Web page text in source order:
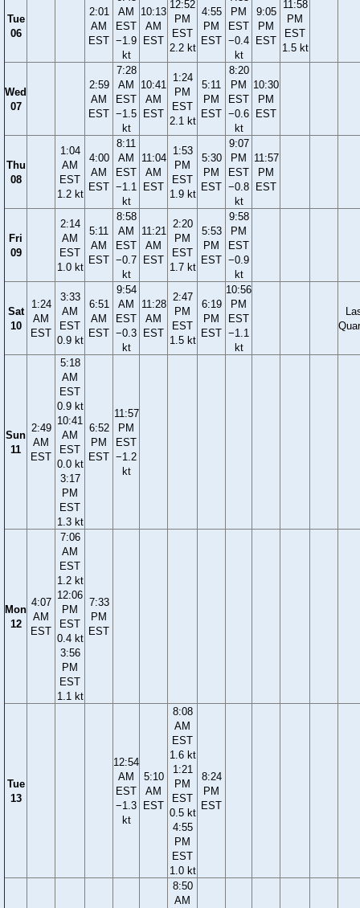
Tue
06
2:01
AM
EST
AM
EST
−1.9
kt
10:13
AM
EST
12:52
PM
EST
2.2 kt
4:55
PM
EST
PM
EST
−0.4
kt
9:05
PM
EST
11:58
PM
EST
1.5 kt
Wed
07
2:59
AM
EST
7:28
AM
EST
−1.5
kt
10:41
AM
EST
1:24
PM
EST
2.1 kt
5:11
PM
EST
8:20
PM
EST
−0.6
kt
10:30
PM
EST
Thu
08
1:04
AM
EST
1.2 kt
4:00
AM
EST
8:11
AM
EST
−1.1
kt
11:04
AM
EST
1:53
PM
EST
1.9 kt
5:30
PM
EST
9:07
PM
EST
−0.8
kt
11:57
PM
EST
Fri
09
2:14
AM
EST
1.0 kt
5:11
AM
EST
8:58
AM
EST
−0.7
kt
11:21
AM
EST
2:20
PM
EST
1.7 kt
5:53
PM
EST
9:58
PM
EST
−0.9
kt
Sat
10
1:24
AM
EST
3:33
AM
EST
0.9 kt
6:51
AM
EST
9:54
AM
EST
−0.3
kt
11:28
AM
EST
2:47
PM
EST
1.5 kt
6:19
PM
EST
10:56
PM
EST
−1.1
kt
Sun
11
2:49
AM
EST
5:18
AM
EST
0.9 kt
10:41
AM
EST
0.0 kt
3:17
PM
EST
1.3 kt
6:52
PM
EST
11:57
PM
EST
−1.2
kt
Mon
12
4:07
AM
EST
7:06
AM
EST
1.2 kt
12:06
PM
EST
0.4 kt
3:56
PM
EST
1.1 kt
7:33
PM
EST
Tue
13
12:54
AM
EST
−1.3
kt
5:10
AM
EST
8:08
AM
EST
1.6 kt
1:21
PM
EST
0.5 kt
4:55
PM
EST
1.0 kt
8:24
PM
EST
8:50
AM